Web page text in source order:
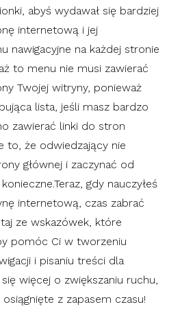
abyś wydawał się bardziej
internetową i jej
nawigacyjne na każdej stronie
to menu nie musi zawierać
Twojej witryny, ponieważ
lista, jeśli masz bardzo
zawierać linki do stron
to, że odwiedzający nie
głównej i zaczynać od
gdy nauczyłeś
internetową, czas zabrać
ze wskazówek, które
pomóc Ci w tworzeniu
i pisaniu treści dla
więcej o zwiększaniu ruchu,
z zapasem czasu!